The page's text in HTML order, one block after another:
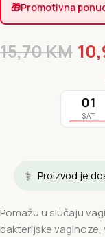
🎁Promotivna
15,70KM
01
SAT
⚕️ Proizvod je
Pomažu u slučaju
bakterijske vaginoze,